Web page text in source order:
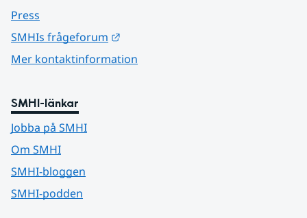
Press
SMHIs frågeforum
Mer kontaktinformation
SMHI-länkar
Jobba på SMHI
Om SMHI
SMHI-bloggen
SMHI-podden